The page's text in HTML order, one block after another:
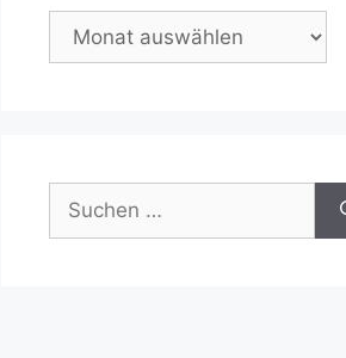
Archiv
nach: